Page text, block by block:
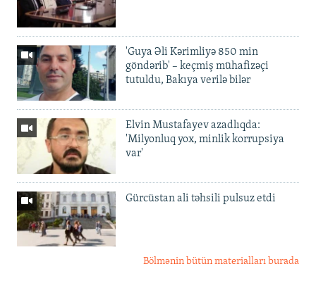
'Guya Əli Kərimliyə 850 min
göndərib' – keçmiş mühafizəçi
tutuldu, Bakıya verilə bilər
Elvin Mustafayev azadlıqda:
'Milyonluq yox, minlik korrupsiya
var'
Gürcüstan ali təhsili pulsuz etdi
Bölmənin bütün materialları burada